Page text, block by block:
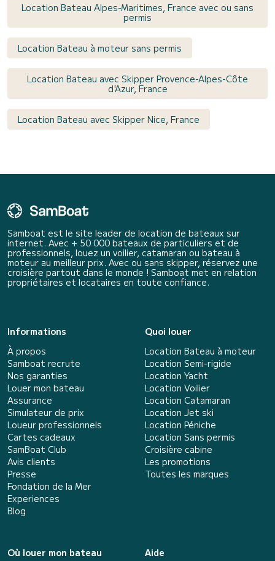
Location Bateau Alpes-Maritimes, France avec ou sans
permis
Location Bateau à moteur sans permis
Location Bateau avec Skipper Provence-Alpes-Côte
d'Azur, France
Location Bateau avec Skipper Nice, France
Samboat est le site leader de location de bateaux sur
internet. Avec + 50 000 bateaux de particuliers et de
professionnels, louez un voilier, catamaran ou bateau à
moteur au meilleur prix. Avec ou sans skipper, réservez une
croisière partout dans le monde ! Samboat met en relation
propriétaires et locataires en toute confiance.
Informations
À propos
Samboat recrute
Nos garanties
Louer mon bateau
Assurance
Simulateur de prix
Loueur professionnels
Cartes cadeaux
SamBoat Club
Avis clients
Presse
Fondation de la Mer
Experiences
Blog
Quoi louer
Location Bateau à moteur
Location Semi-rigide
Location Yacht
Location Voilier
Location Catamaran
Location Jet ski
Location Péniche
Location Sans permis
Croisière cabine
Les promotions
Toutes les marques
Où louer mon bateau
Aide